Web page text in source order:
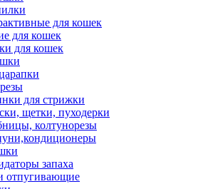
для кошек
для кошек
для кошек
для стрижки
щетки, пуходерки
колтунорезы
запаха
отпугивающие